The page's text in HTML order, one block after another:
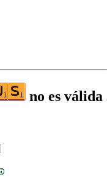
no es válida